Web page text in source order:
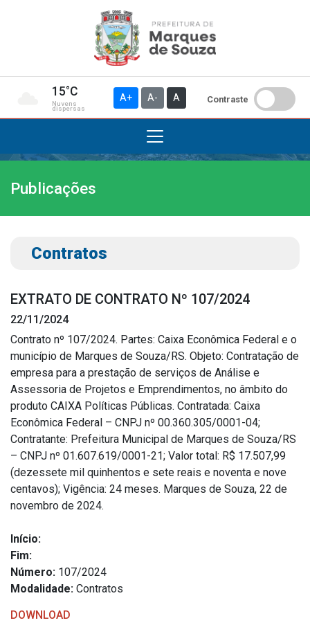
15°C
Nuvens
dispersas
A+ A- A Contraste
Institucional
A Prefeitura
Gabinete do Vice-prefeito
Símbolos Oficiais
Estrutura Organizacional
Secretarias
Administração
Agricultura e Meio Ambiente
Assistência Social
Educação, Cultura, Desporto e Turismo
Saúde
Serviços
Publicações
Contratos
EXTRATO DE CONTRATO Nº 107/2024
22/11/2024
Contrato nº 107/2024. Partes: Caixa Econômica Federal e o
município de Marques de Souza/RS. Objeto: Contratação de
empresa para a prestação de serviços de Análise e
Assessoria de Projetos e Emprendimentos, no âmbito do
produto CAIXA Políticas Públicas. Contratada: Caixa
Econômica Federal – CNPJ nº 00.360.305/0001-04;
Contratante: Prefeitura Municipal de Marques de Souza/RS
– CNPJ nº 01.607.619/0001-21; Valor total: R$ 17.507,99
(dezessete mil quinhentos e sete reais e noventa e nove
centavos); Vigência: 24 meses. Marques de Souza, 22 de
novembro de 2024.
Início:
Fim:
Número: 107/2024
Modalidade: Contratos
DOWNLOAD